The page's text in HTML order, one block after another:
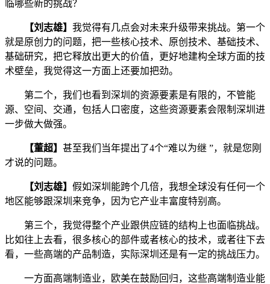
临哪些新的挑战？
【刘志雄】 我觉得有几点会对未来升级带来挑战。第一个
就是原创力的问题，把一些核心技术、原创技术、基础技术、
基础研究，把它释放出更大的价值，更好地建构全球方面的技
术壁垒，我觉得这一方面上还要加把劲。
第二个，我们也看到深圳的资源要素是有限的，不管能
源、空间、交通，包括人口密度，这些资源要素会限制深圳进
一步做大做强。
【董超】 甚至我们当年提出了4个“难以为继 ”，就是您刚
才说的问题。
【刘志雄】 假如深圳能跨个几倍，我想全球没有任何一个
地区能够跟深圳来竞争，因为它产业丰富度特别高。
第三个，我觉得整个产业跟供应链的结构上也面临挑战。
比如往上去看，很多核心的部件或者核心的技术，或者往下去
看，一些高端的产品制造，实际深圳还是有一定的挑战压力。
一方面高端制造业，欧美在鼓励回归，这些高端制造业能